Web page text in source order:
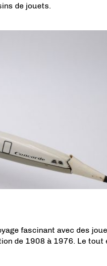
de jouets.
fascinant avec des
de 1908 à 1976. Le tout